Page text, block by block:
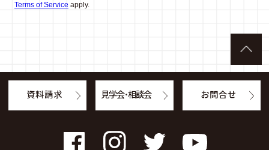
Terms of Service apply.
資料請求 見学会・相談会 お問合せ